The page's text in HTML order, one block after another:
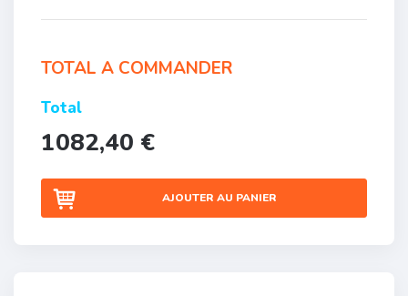
TOTAL A COMMANDER
Total
1082,40 €
AJOUTER AU PANIER